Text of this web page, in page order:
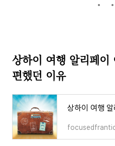
상하이 여행 알리페이
편했던 이유